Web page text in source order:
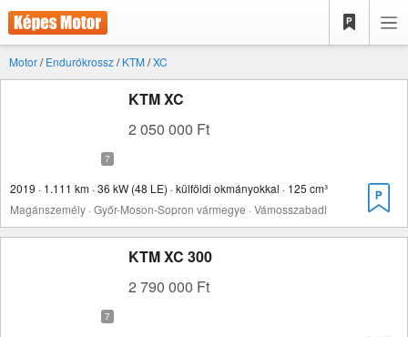
Motor/Endurókrossz/KTM/XC
KTM XC
2 050 000 Ft
2019 · 1.111 km · 36 kW (48 LE) · külföldi okmányokkal · 125 cm³
Magánszemély · Győr-Moson-Sopron vármegye · Vámosszabadi
KTM XC 300
2 790 000 Ft